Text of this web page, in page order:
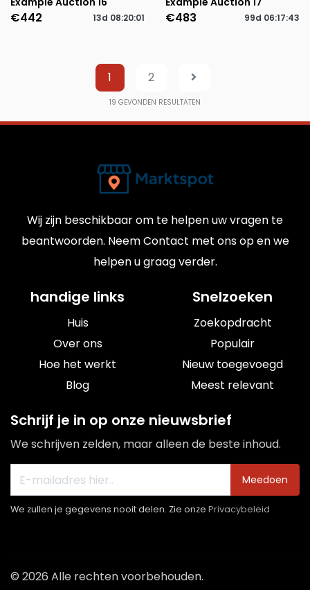
€442 13d 08:20:01 €483 99d 06:17:43
1 2
19 GEVONDEN RESULTATEN
Wij zijn beschikbaar om te helpen uw vragen te
beantwoorden. Neem Contact met ons op en we
helpen u graag verder.
handige links
Huis
Over ons
Hoe het werkt
Blog
Snelzoeken
Zoekopdracht
Populair
Nieuw toegevoegd
Meest relevant
Schrijf je in op onze nieuwsbrief
We schrijven zelden, maar alleen de beste inhoud.
Meedoen
We zullen je gegevens nooit delen. Zie onze Privacybeleid
© 2026 Alle rechten voorbehouden.